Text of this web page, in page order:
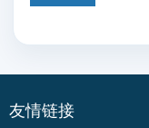
友情链接